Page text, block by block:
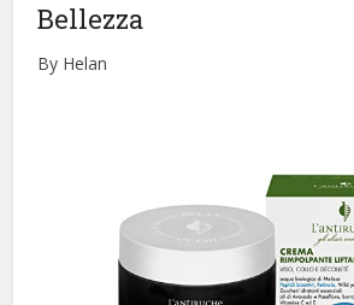
Bellezza
By Helan